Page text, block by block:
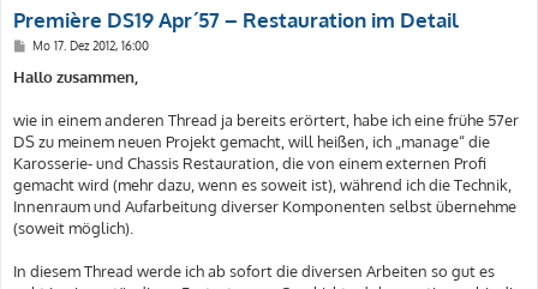
Première DS19 Apr´57 – Restauration im Detail
B
i
t
a
g
Mo 17. Dez 2012, 16:00
Hallo zusammen,
wie in einem anderen Thread ja bereits erörtert, habe ich eine frühe 57er
DS zu meinem neuen Projekt gemacht, will heißen, ich „manage“ die
Karosserie- und Chassis Restauration, die von einem externen Profi
gemacht wird (mehr dazu, wenn es soweit ist), während ich die Technik,
Innenraum und Aufarbeitung diverser Komponenten selbst übernehme
(soweit möglich).
In diesem Thread werde ich ab sofort die diversen Arbeiten so gut es